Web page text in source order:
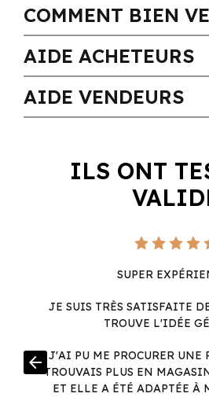
COMMENT BIEN
AIDE ACHETEURS
AIDE VENDEURS
ILS ONT
SUPER
JE SUIS TRÈS SATISFAITE DE
TROUVE L'IDÉE
J'AI PU ME PROCURER UNE
TROUVAIS PLUS EN
ET ELLE A ÉTÉ ADAPTÉE À
arrow_back